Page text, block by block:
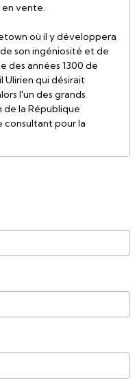
en vente.
où il y développera
son ingéniosité et de
des années 1300 de
qui désirait
l'un des grands
la République
consultant pour la